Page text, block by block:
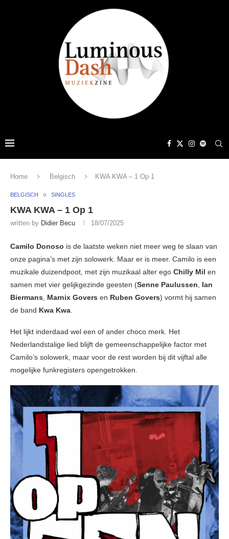
Home Belgisch KWA KWA – 1 Op 1
BELGISCH SINGLES
KWA KWA – 1 Op 1
written by Didier Becu 18/07/2025
Camilo Donoso is de laatste weken niet meer weg te slaan van
onze pagina’s met zijn solowerk. Maar er is meer. Camilo is een
muzikale duizendpoot, met zijn muzikaal alter ego Chilly Mil en
samen met vier gelijkgezinde geesten (Senne Paulussen, Ian
Biermans, Marnix Govers en Ruben Govers) vormt hij samen
de band Kwa Kwa.
Het lijkt inderdaad wel een of ander choco merk. Het
Nederlandstalige lied blijft de gemeenschappelijke factor met
Camilo’s solowerk, maar voor de rest worden bij dit vijftal alle
mogelijke funkregisters opengetrokken.